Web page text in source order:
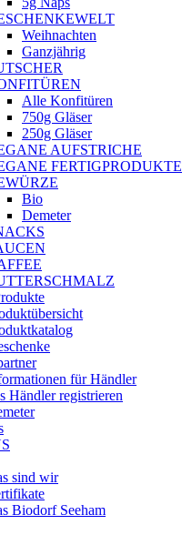
Weihnachten
Ganzjährig
Alle Konfitüren
750g Gläser
250g Gläser
AUFSTRICHE
FERTIGPRODUKTE
Bio
Demeter
für Händler
Händler registrieren
sind wir
Biodorf Seeham